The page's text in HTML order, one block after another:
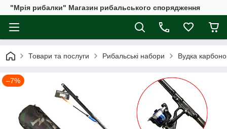
"Мрія рибалки" Магазин рибальського спорядження
Товари та послуги Рибальські набори Вудка
–7%